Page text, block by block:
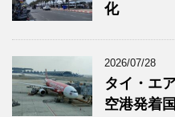
化
2026/07/28
タイ・エ
空港発着